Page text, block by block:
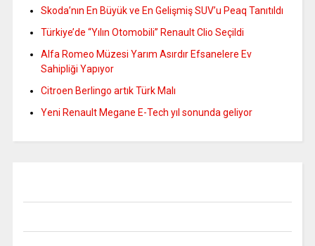
Skoda’nın En Büyük ve En Gelişmiş SUV’u Peaq Tanıtıldı
Türkiye’de “Yılın Otomobili” Renault Clio Seçildi
Alfa Romeo Müzesi Yarım Asırdır Efsanelere Ev
Sahipliği Yapıyor
Citroen Berlingo artık Türk Malı
Yeni Renault Megane E-Tech yıl sonunda geliyor